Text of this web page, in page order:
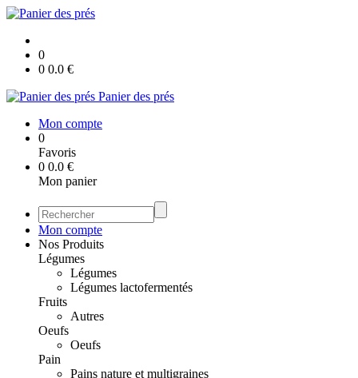
0
0 0.0 €
Panier des prés
Mon compte
0
Favoris
0 0.0 €
Mon panier
Mon compte
Nos Produits
Légumes
Légumes
Légumes lactofermentés
Fruits
Autres
Oeufs
Oeufs
Pain
Pains nature et multigraines